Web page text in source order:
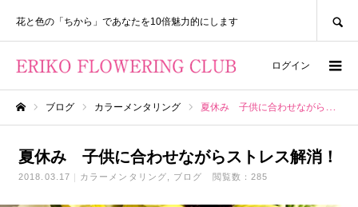
花と色の「ちから」であなたを10倍魅力的にします
ログイン
ブログ カラーメンタリング 夏休み 子供に合わせながらストレス解消！
夏休み 子供に合わせながらストレス解消！
2018.03.17 カラーメンタリング ブログ 閲覧数：285